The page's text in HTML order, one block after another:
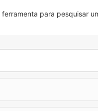
ferramenta para pesquisar